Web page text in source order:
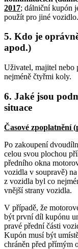
2017; dálniční kupón
použít pro jiné vozidlo.
5. Kdo je
apod.)
Uživatel, majitel nebo
nejméně čtyřmi koly.
6. Jaké jsou
situace
Časové zpoplatnění
Po zakoupení
celou svou plochou
předního okna
vozidla v soupravě)
z vozidla byl co
vnější strany vozidla.
V případě, že
být první díl kupónu
pravé přední části
Kupón musí být
chráněn před přímým